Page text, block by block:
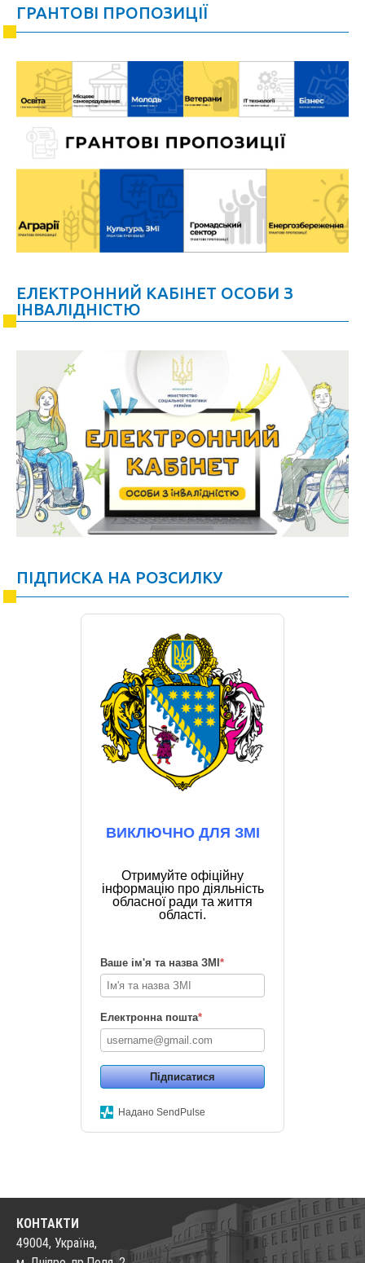
ГРАНТОВІ ПРОПОЗИЦІЇ
ЕЛЕКТРОННИЙ КАБІНЕТ ОСОБИ З
ІНВАЛІДНІСТЮ
ПІДПИСКА НА РОЗСИЛКУ
ВИКЛЮЧНО ДЛЯ ЗМІ
Отримуйте офіційну
інформацію про діяльність
обласної ради та життя
області.
Ваше ім'я та назва ЗМІ *
Електронна пошта*
Підписатися
Надано SendPulse
КОНТАКТИ
49004, Україна,